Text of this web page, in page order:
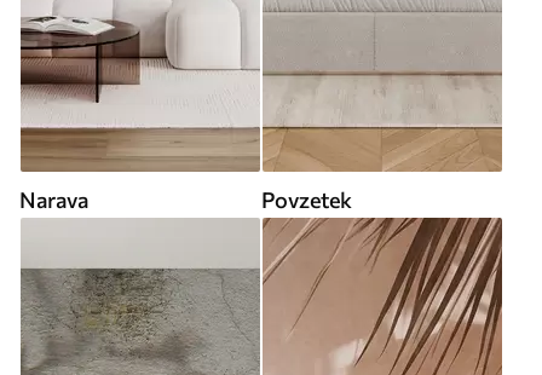
Narava Povzetek